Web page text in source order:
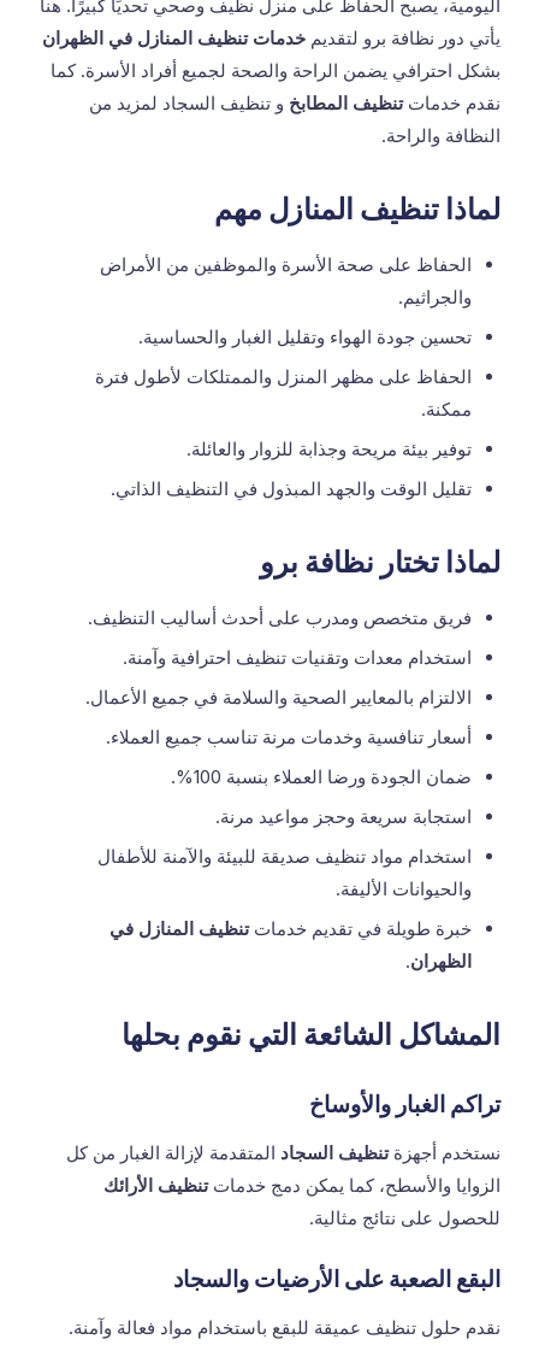
اليومية، يصبح الحفاظ على منزل نظيف وصحي تحديًا كبيرًا. هنا
يأتي دور نظافة برو لتقديم خدمات تنظيف المنازل في الظهران
بشكل احترافي يضمن الراحة والصحة لجميع أفراد الأسرة. كما
نقدم خدماتتنظيف المطابخ و تنظيف السجاد لمزيد من
النظافة والراحة.
لماذا تنظيف المنازل مهم
الحفاظ على صحة الأسرة والموظفين من الأمراض
والجراثيم.
تحسين جودة الهواء وتقليل الغبار والحساسية.
الحفاظ على مظهر المنزل والممتلكات لأطول فترة
ممكنة.
توفير بيئة مريحة وجذابة للزوار والعائلة.
تقليل الوقت والجهد المبذول في التنظيف الذاتي.
لماذا تختار نظافة برو
فريق متخصص ومدرب على أحدث أساليب التنظيف.
استخدام معدات وتقنيات تنظيف احترافية وآمنة.
الالتزام بالمعايير الصحية والسلامة في جميع الأعمال.
أسعار تنافسية وخدمات مرنة تناسب جميع العملاء.
ضمان الجودة ورضا العملاء بنسبة 100%.
استجابة سريعة وحجز مواعيد مرنة.
استخدام مواد تنظيف صديقة للبيئة والآمنة للأطفال
والحيوانات الأليفة.
خبرة طويلة في تقديم خدماتتنظيف المنازل في
الظهران.
المشاكل الشائعة التي نقوم بحلها
تراكم الغبار والأوساخ
نستخدم أجهزةتنظيف السجاد المتقدمة لإزالة الغبار من كل
الزوايا والأسطح، كما يمكن دمج خدماتتنظيف الأرائك
للحصول على نتائج مثالية.
البقع الصعبة على الأرضيات والسجاد
نقدم حلول تنظيف عميقة للبقع باستخدام مواد فعالة وآمنة.